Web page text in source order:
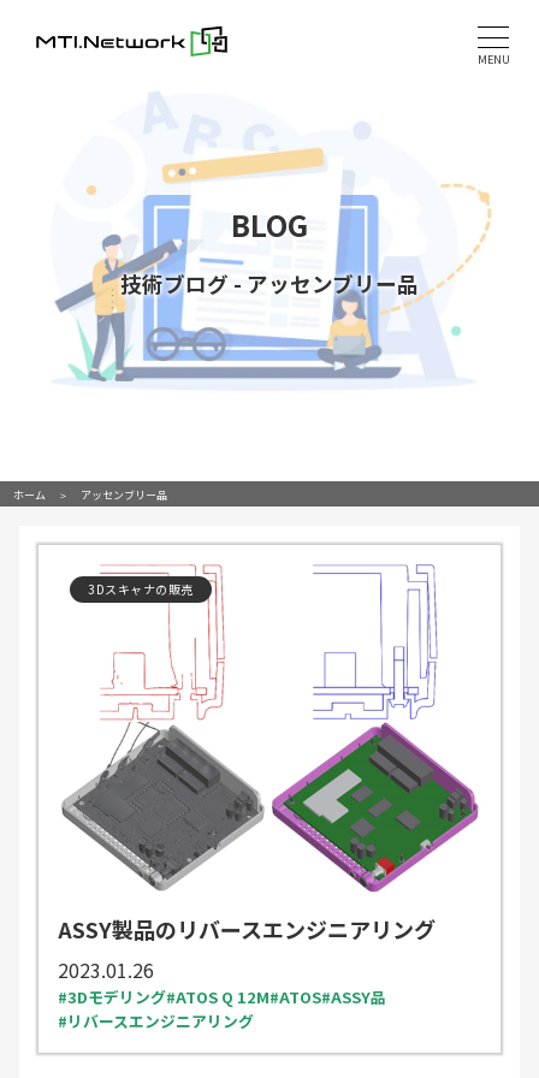
MENU
BLOG
技術ブログ - アッセンブリー品
ホーム アッセンブリー品
3Dスキャナの販売
ASSY製品のリバースエンジニアリング
2023.01.26
3Dモデリング ATOS Q 12M ATOS ASSY品
リバースエンジニアリング